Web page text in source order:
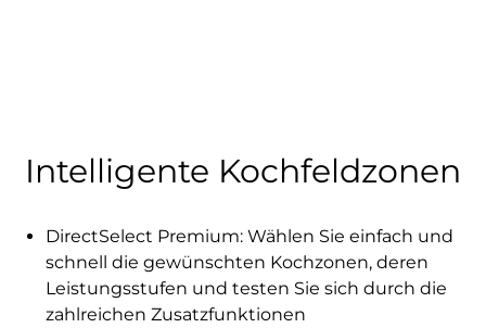
Intelligente Kochfeldzonen
DirectSelect Premium: Wählen Sie einfach und
schnell die gewünschten Kochzonen, deren
Leistungsstufen und testen Sie sich durch die
zahlreichen Zusatzfunktionen